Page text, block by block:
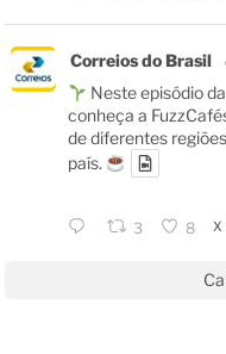
Correios do Brasil
Neste episódio
conheça a
de diferentes
país.
3 8 X